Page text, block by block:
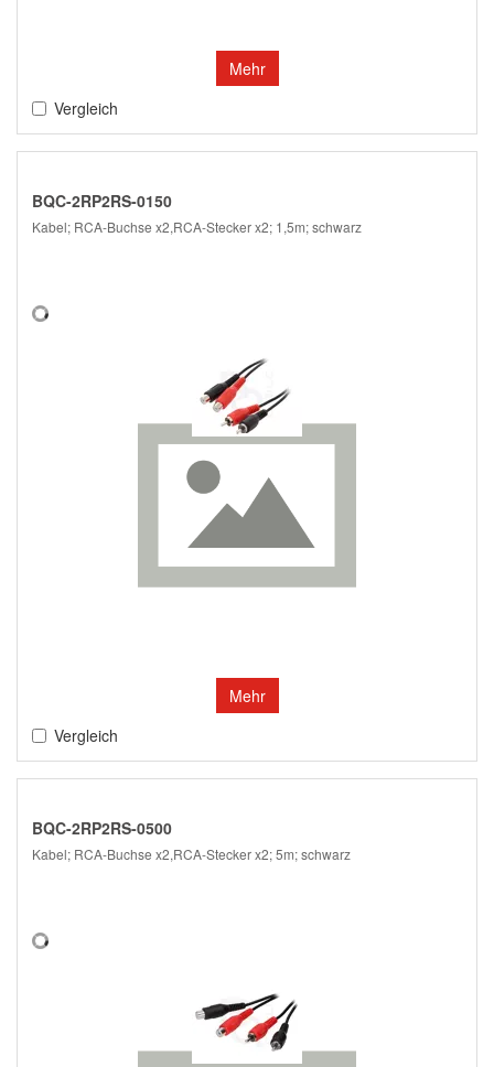
Mehr
Vergleich
BQC-2RP2RS-0150
Kabel; RCA-Buchse x2,RCA-Stecker x2; 1,5m; schwarz
Mehr
Vergleich
BQC-2RP2RS-0500
Kabel; RCA-Buchse x2,RCA-Stecker x2; 5m; schwarz